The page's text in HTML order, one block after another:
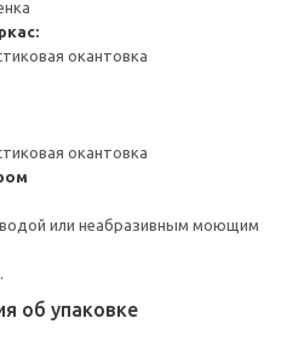
окантовка
окантовка
или неабразивным моющим
об упаковке